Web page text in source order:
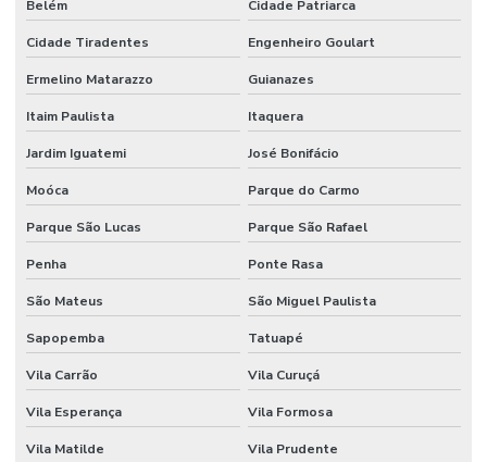
Belém Cidade Patriarca
Cidade Tiradentes Engenheiro Goulart
Ermelino Matarazzo Guianazes
Itaim Paulista Itaquera
Jardim Iguatemi José Bonifácio
Moóca Parque do Carmo
Parque São Lucas Parque São Rafael
Penha Ponte Rasa
São Mateus São Miguel Paulista
Sapopemba Tatuapé
Vila Carrão Vila Curuçá
Vila Esperança Vila Formosa
Vila Matilde
Vila Prudente